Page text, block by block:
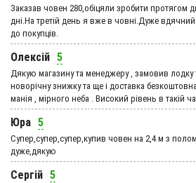
Заказав човен 280,обіцяли зробити протягом
дні.На третій день я вже в човні.Дуже
до покупців.
Олексій 5
Дякую магазину та менеджеру , замовив лодку
новорічну знижку та ще і доставка
манія , мірного неба . Високий рівень в такій
Юра 5
Супер,супер,супер,купив човен на 2,4 м з
дуже,дякую
Сергій 5